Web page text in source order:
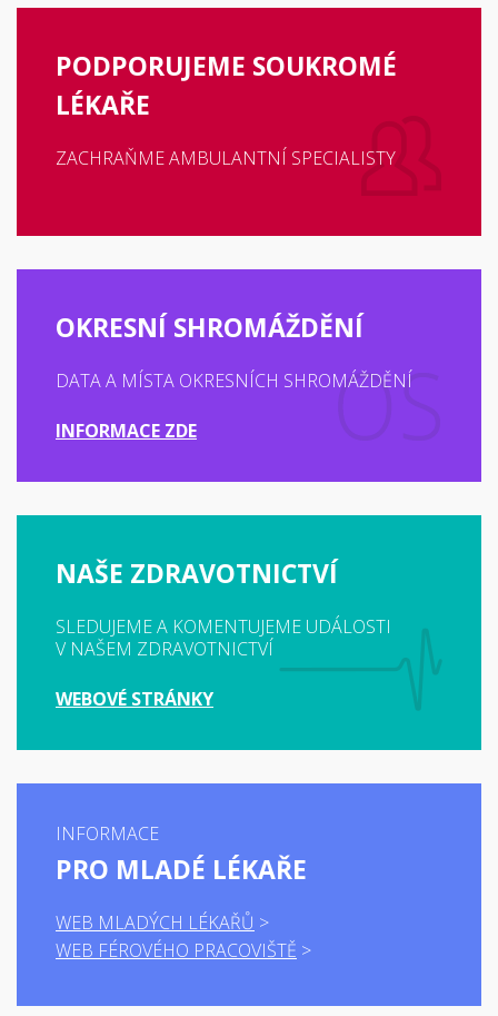
PODPORUJEME SOUKROMÉ
LÉKAŘE
ZACHRAŇME AMBULANTNÍ SPECIALISTY
OKRESNÍ SHROMÁŽDĚNÍ
DATA A MÍSTA OKRESNÍCH SHROMÁŽDĚNÍ
INFORMACE ZDE
NAŠE ZDRAVOTNICTVÍ
SLEDUJEME A KOMENTUJEME UDÁLOSTI
V NAŠEM ZDRAVOTNICTVÍ
WEBOVÉ STRÁNKY
INFORMACE
PRO MLADÉ LÉKAŘE
WEB MLADÝCH LÉKAŘŮ
WEB FÉROVÉHO PRACOVIŠTĚ